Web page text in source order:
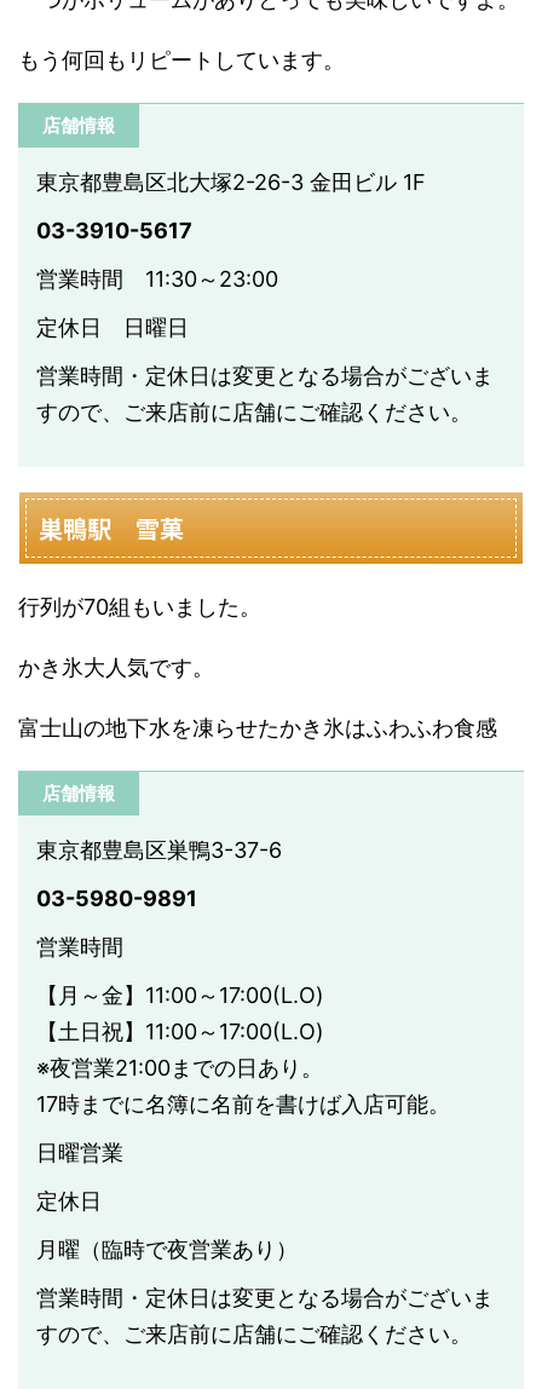
もう何回もリピートしています。
店舗情報
東京都豊島区北大塚2-26-3 金田ビル 1F
03-3910-5617
営業時間 11:30～23:00
定休日 日曜日
営業時間・定休日は変更となる場合がございま
すので、ご来店前に店舗にご確認ください。
巣鴨駅 雪菓
行列が70組もいました。
かき氷大人気です。
富士山の地下水を凍らせたかき氷はふわふわ食感
店舗情報
東京都豊島区巣鴨3-37-6
03-5980-9891
営業時間
【月～金】11:00～17:00(L.O)
【土日祝】11:00～17:00(L.O)
※夜営業21:00までの日あり。
17時までに名簿に名前を書けば入店可能。
日曜営業
定休日
月曜（臨時で夜営業あり）
営業時間・定休日は変更となる場合がございま
すので、ご来店前に店舗にご確認ください。